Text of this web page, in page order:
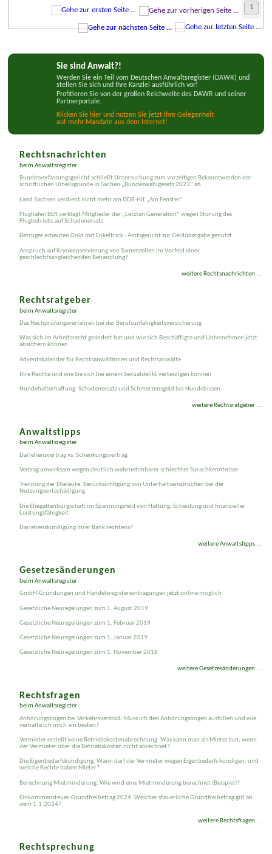
1
Sie sind Anwalt?!
Werden Sie ein Teil vom Deutschen Anwaltsregister (DAWR) und
stellen Sie sich und Ihre Kanzlei ausführlich vor!
Profitieren Sie von der großen Reichweite des DAWR und seiner
Partnerportale.
Klicken Sie hier und nutzen Sie jetzt Ihre Gelegenheit
auf mehr Mandate aus dem Internet!
Rechtsnachrichten
beim Anwaltsregister
Bundesverfassungsgericht schließt Untersuchung zum vorzeitigen Bekanntwerden der
schriftlichen Urteilsgründe in Sachen „Bundeswahlgesetz 2023“ ab
Land Sachsen verdient nicht mehr am DDR-Hit „Am Fenster“
Flughafen BER verklagt Mitglieder der „Letzten Generation“ wegen Störung des
Flugbetriebs auf Schadenersatz
Betrüger erbeuten Gold mit Enkeltrick - Amtsgericht zur Geldübergabe genutzt
Anspruch auf Kryokonservierung von Samenzellen im Vorfeld einer
geschlechtsangleichenden Behandlung?
weitere Rechtsnachrichten ...
Rechtsratgeber
beim Anwaltsregister
Das Nachprüfungsverfahren bei der Berufsunfähigkeitsversicherung
Was sich im Arbeitsrecht geändert hat und wie sich Beschäftigte und Unternehmen jetzt
absichern können
Adventskalender für Rechtsanwältinnen und Rechtsanwälte
Ihre Rechte und wie Sie sich bei einem Sexual­delikt verteidigen können
Hundehalterhaftung: Schadenersatz und Schmerzensgeld bei Hundebissen
weitere Rechtsratgeber ...
Anwaltstipps
beim Anwaltsregister
Darlehensvertrag vs. Schenkungsvertrag
Vertrag unwirksam wegen deutlich wahrnehmbarer schlechter Sprachkenntnisse
Trennung der Eheleute: Berücksichtigung von Unterhaltsansprüchen bei der
Nutzungsentschädigung
Die Ehegattenbürgschaft im Spannungsfeld von Haftung, Scheidung und finanzieller
Leistungsfähigkeit
Darlehenskündigung Ihrer Bank rechtens?
weitere Anwaltstipps ...
Gesetzesänderungen
beim Anwaltsregister
GmbH-Gründungen und Handelsregistereintragungen jetzt online möglich
Gesetzliche Neuregelungen zum 1. August 2019
Gesetzliche Neuregelungen zum 1. Februar 2019
Gesetzliche Neuregelungen zum 1. Januar 2019
Gesetzliche Neuregelungen zum 1. November 2018
weitere Gesetzesänderungen ...
Rechtsfragen
beim Anwaltsregister
Anhörungsbogen bei Verkehrsverstoß: Muss ich den Anhörungsbogen ausfüllen und wie
verhalte ich mich am besten?
Vermieter erstellt keine Betriebskostenabrechnung: Was kann man als Mieter tun, wenn
der Vermieter über die Betriebskosten nicht abrechnet?
Die Eigenbedarfskündigung: Wann darf der Vermieter wegen Eigenbedarfs kündigen, und
welche Rechte haben Mieter?
Berechnung Mietminderung: Wie wird eine Mietminderung berechnet (Beispiel)?
Einkommensteuer-Grundfreibetrag 2024: Welcher steuerliche Grundfreibetrag gilt ab
dem 1.1.2024?
weitere Rechtsfragen ...
Rechtsprechung